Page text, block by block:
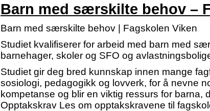
Barn med særskilte behov –
Barn med særskilte behov | Fagskolen Viken
Studiet kvalifiserer for arbeid med barn med
barnehager, skoler og SFO og
Studiet gir deg bred kunnskap innen mange
sosiologi, pedagogikk og lovverk, for å nevne
kompetanse og blir en viktig ressurs for barna,
Opptakskrav Les om opptakskravene til